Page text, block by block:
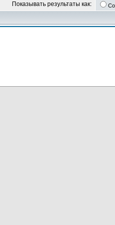
Показывать результаты как: